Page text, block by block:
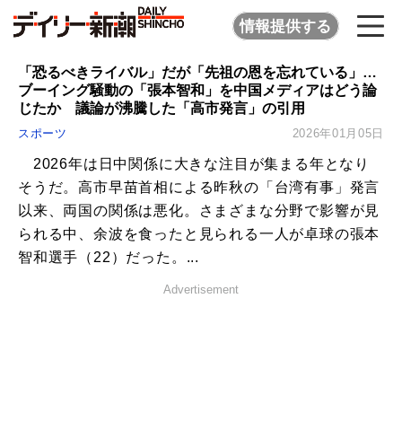
情報提供する
「恐るべきライバル」だが「先祖の恩を忘れている」…
ブーイング騒動の「張本智和」を中国メディアはどう論
じたか 議論が沸騰した「高市発言」の引用
スポーツ 2026年01月05日
2026年は日中関係に大きな注目が集まる年となり
そうだ。高市早苗首相による昨秋の「台湾有事」発言
以来、両国の関係は悪化。さまざまな分野で影響が見
られる中、余波を食ったと見られる一人が卓球の張本
智和選手（22）だった。...
Advertisement